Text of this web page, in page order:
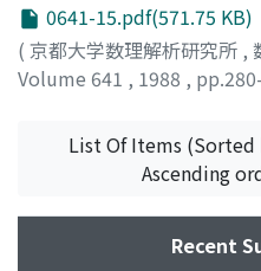
0641-15.pdf(571.75 KB)
( 京都大学数理解析研究所 ,
Volume 641 , 1988 ,
オカダ, ソウイチ;マツ
List Of Items
Ascending
Recent